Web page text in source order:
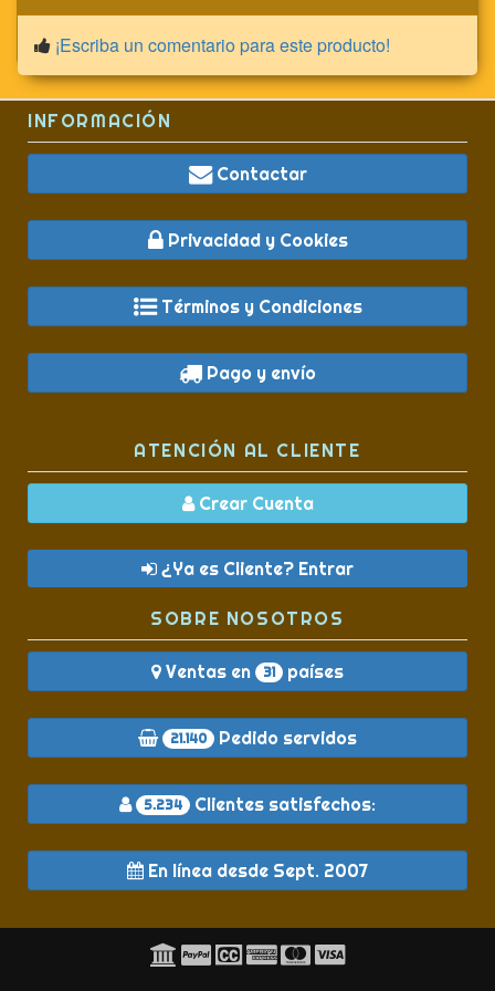
¡Escriba un comentario para este producto!
INFORMACIÓN
Contactar
Privacidad y Cookies
Términos y Condiciones
Pago y envío
ATENCIÓN AL CLIENTE
Crear Cuenta
¿Ya es Cliente? Entrar
SOBRE NOSOTROS
Ventas en 31 países
21.140 Pedido servidos
5.234 Clientes satisfechos:
En línea desde Sept. 2007